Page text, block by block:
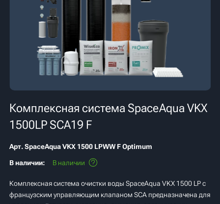
Комплексная система SpaceAqua VKX
1500LP SCA19 F
Арт.SpaceAqua VKX 1500 LPWW F Optimum
В наличии: В наличии
Комплексная система очистки воды SpaceAqua VKX 1500 LP с
французским управляющим клапаном SCA предназначена для